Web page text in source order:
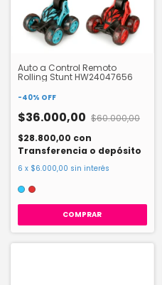
Auto a Control Remoto
Rolling Stunt HW24047656
-40% OFF
$36.000,00 $60.000,00
$28.800,00 con
Transferencia o depósito
6 x $6.000,00 sin interés
COMPRAR